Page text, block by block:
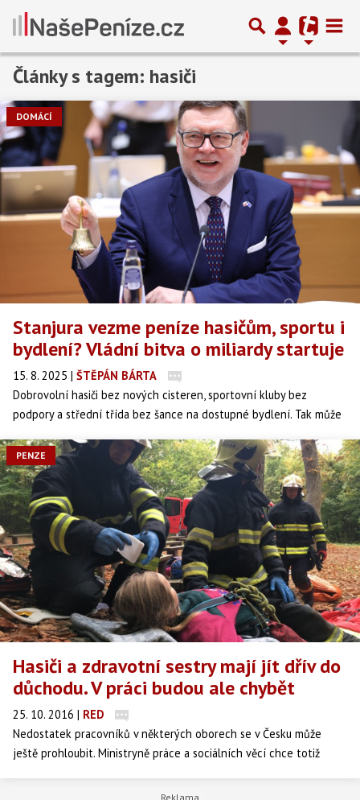
Články s tagem: hasiči
DOMÁCÍ
Stanjura vezme peníze hasičům, sportu i
bydlení? Vládní bitva o miliardy startuje
15. 8. 2025 | ŠTĚPÁN BÁRTA
Dobrovolní hasiči bez nových cisteren, sportovní kluby bez
podpory a střední třída bez šance na dostupné bydlení. Tak může
Stanjury na škrtnutí národních dotací. Ministři varují před
katastrofou a chystají se k tvrdému vyjednávání.
PENZE
Hasiči a zdravotní sestry mají jít dřív do
důchodu. V práci budou ale chybět
25. 10. 2016 | RED
Nedostatek pracovníků v některých oborech se v Česku může
ještě prohloubit. Ministryně práce a sociálních věcí chce totiž
nebo fyzické vypětí. Hospodářská komora ale trvá na tom, že by